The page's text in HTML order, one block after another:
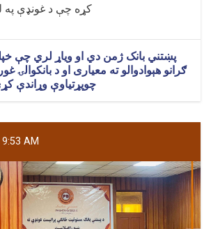
کړه چې د غونډې
پښتني بانک ژمن دي او ویاړ لري چې
ګرانو هېوادوالو ته معیاری او د بانکوالۍ
چوپړتیاوې وړاندې
AM